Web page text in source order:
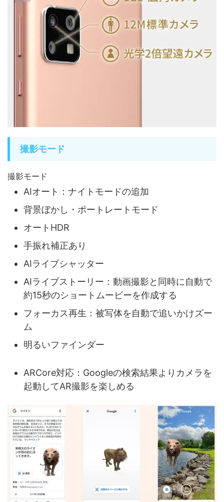
撮影モード
撮影モード
AIオート：ナイトモードの追加
背景ぼかし・ポートレートモード
オートHDR
手振れ補正あり
AIライブシャッター
AIライブストーリー：動画撮影と同時に自動で
約15秒のショートムービーを作成する
フォーカス再生：被写体を自動で追いかけズー
ム
明るいファインダー
ARCore対応：Googleの検索結果よりカメラを
起動してAR撮影を楽しめる